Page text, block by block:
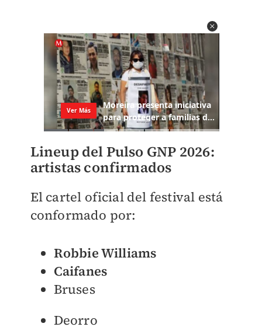
Lineup del Pulso GNP 2026:
artistas confirmados
El cartel oficial del festival está
conformado por:
Robbie Williams
Caifanes
Bruses
Deorro